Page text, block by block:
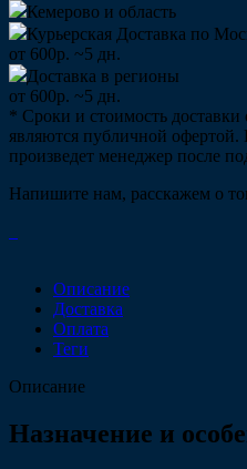
Кемерово и область
Курьерская Доставка по
от 600р. ~5 дн.
Доставка в регионы
от 600р. ~5 дн.
* Сроки и стоимость
являются публичной
произведет менеджер после
Напишите нам, расскажем о
Описание
Доставка
Оплата
Теги
Описание
Назначение и